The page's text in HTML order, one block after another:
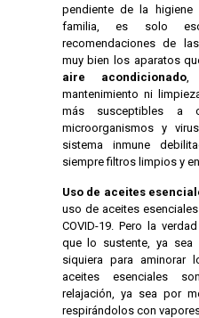
pendiente de la
familia, es solo
recomendaciones de
muy bien los aparatos
aire acondicionado
mantenimiento ni
más susceptibles a
microorganismos y
sistema inmune
siempre filtros limpios y
Uso de aceites
uso de aceites
COVID-19. Pero la
que lo sustente, ya sea
siquiera para aminorar
aceites esenciales
relajación, ya sea por
respirándolos con